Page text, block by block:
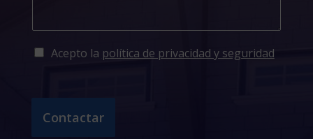
Acepto la política de privacidad y seguridad
Contactar